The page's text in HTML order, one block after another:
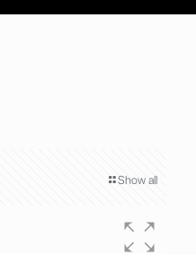
Show all